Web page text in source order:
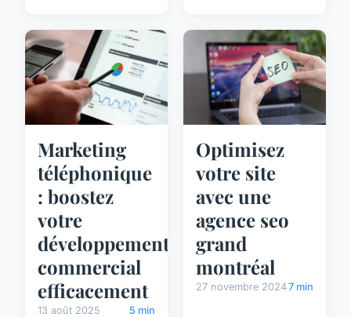
Marketing
téléphonique
: boostez
votre
développement
commercial
efficacement
13 août 2025 5 min
Optimisez
votre site
avec une
agence seo
grand
montréal
27 novembre 20247 min